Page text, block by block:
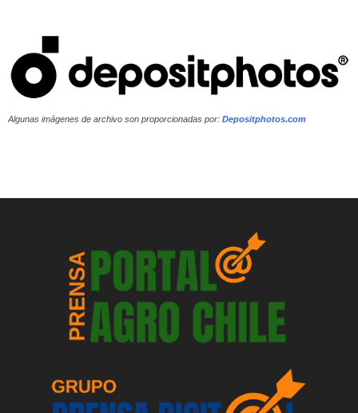
Algunas imágenes de archivo son proporcionadas por: Depositphotos.com